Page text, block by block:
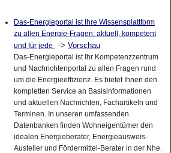
Das-Energieportal ist Ihre Wissensplattform
zu allen Energie-Fragen: aktuell, kompetent
und für jede
-> Vorschau
Das-Energieportal ist Ihr Kompetenzzentrum
und Nachrichtenportal zu allen Fragen rund
um die Energieeffizienz. Es bietet Ihnen den
kompletten Service an Basisinformationen
und aktuellen Nachrichten, Fachartikeln und
Terminen. In unseren umfassenden
Datenbanken finden Wohneigentümer den
idealen Energieberater, Energieausweis-
Austeller und Fördermittel-Berater in der Nhe.